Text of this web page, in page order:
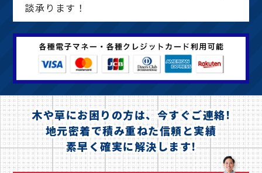
談承ります！
木や草にお困りの方は、今すぐご連絡!
地元密着で積み重ねた信頼と実績
素早く確実に解決します!